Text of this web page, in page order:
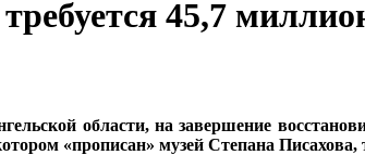
45,7
области, на завершение
«прописан» музей Степана Писахова,